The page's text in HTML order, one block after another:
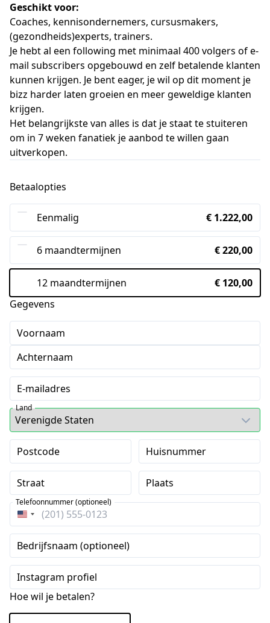
Geschikt voor:
Coaches, kennisondernemers, cursusmakers,
(gezondheids)experts, trainers.
Je hebt al een following met minimaal 400 volgers of e-
mail subscribers opgebouwd en zelf betalende klanten
kunnen krijgen. Je bent eager, je wil op dit moment je
bizz harder laten groeien en meer geweldige klanten
krijgen.
Het belangrijkste van alles is dat je staat te stuiteren
om in 7 weken fanatiek je aanbod te willen gaan
uitverkopen.
Betaalopties
Eenmalig € 1.222,00
6 maandtermijnen € 220,00
12 maandtermijnen
€ 120,00
Gegevens
Voornaam
Achternaam
E-mailadres
Land
Postcode Huisnummer
Straat Plaats
Verenigde
Staten
+1
Telefoonnummer (optioneel)
Bedrijfsnaam (optioneel)
Instagram profiel
Hoe wil je betalen?